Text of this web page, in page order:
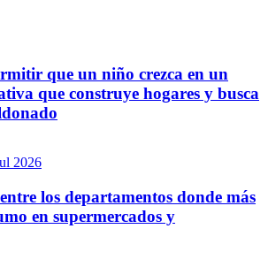
que un niño crezca en un
que construye hogares y busca
2026
los departamentos donde más
en supermercados y